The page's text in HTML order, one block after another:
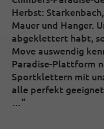
Herbst:
Mauer und Hanger.
abgeklettert habt,
Move auswendig
Paradise-Plattform
Sportklettern mit
alle perfekt
…“